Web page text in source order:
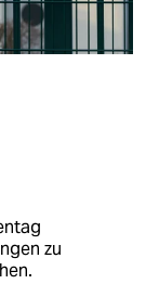
zu